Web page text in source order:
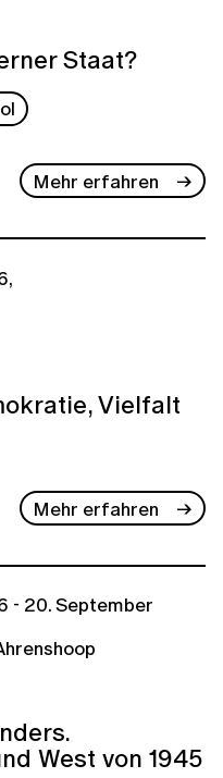
Staat?
Mehr erfahren
Vielfalt
Mehr erfahren
- 20. September
West von 1945